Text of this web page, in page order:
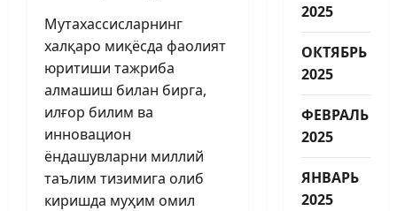
Мутахассисларнинг
халқаро миқёсда фаолият
юритиши тажриба
алмашиш билан бирга,
илғор билим ва
инновацион
ёндашувларни миллий
таълим тизимига олиб
киришда муҳим омил
2025
ОКТЯБРЬ
2025
ФЕВРАЛЬ
2025
ЯНВАРЬ
2025